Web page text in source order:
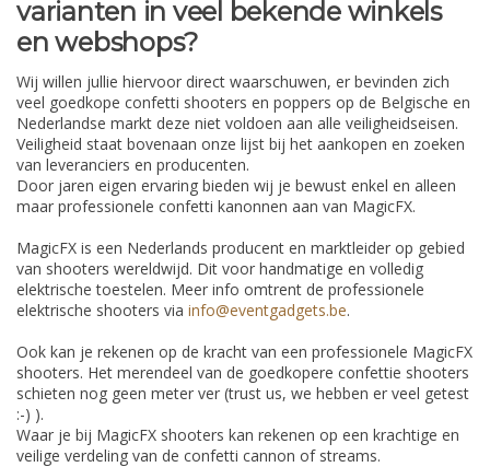
varianten in veel bekende winkels
en webshops?
Wij willen jullie hiervoor direct waarschuwen, er bevinden zich
veel goedkope confetti shooters en poppers op de Belgische en
Nederlandse markt deze niet voldoen aan alle veiligheidseisen.
Veiligheid staat bovenaan onze lijst bij het aankopen en zoeken
van leveranciers en producenten.
Door jaren eigen ervaring bieden wij je bewust enkel en alleen
maar professionele confetti kanonnen aan van MagicFX.
MagicFX is een Nederlands producent en marktleider op gebied
van shooters wereldwijd. Dit voor handmatige en volledig
elektrische toestelen. Meer info omtrent de professionele
elektrische shooters via info@eventgadgets.be.
Ook kan je rekenen op de kracht van een professionele MagicFX
shooters. Het merendeel van de goedkopere confettie shooters
schieten nog geen meter ver (trust us, we hebben er veel getest
:-) ).
Waar je bij MagicFX shooters kan rekenen op een krachtige en
veilige verdeling van de confetti cannon of streams.